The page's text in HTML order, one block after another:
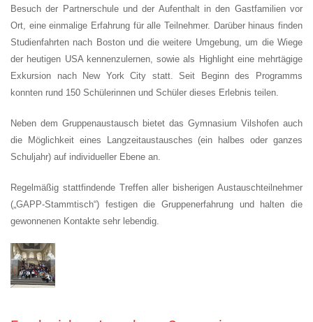
Besuch der Partnerschule und der Aufenthalt in den Gastfamilien vor
Ort, eine einmalige Erfahrung für alle Teilnehmer. Darüber hinaus finden
Studienfahrten nach Boston und die weitere Umgebung, um die Wiege
der heutigen USA kennenzulernen, sowie als Highlight eine mehrtägige
Exkursion nach New York City statt. Seit Beginn des Programms
konnten rund 150 Schülerinnen und Schüler dieses Erlebnis teilen.
Neben dem Gruppenaustausch bietet das Gymnasium Vilshofen auch
die Möglichkeit eines Langzeitaustausches (ein halbes oder ganzes
Schuljahr) auf individueller Ebene an.
Regelmäßig stattfindende Treffen aller bisherigen Austauschteilnehmer
(„GAPP-Stammtisch“) festigen die Gruppenerfahrung und halten die
gewonnenen Kontakte sehr lebendig.